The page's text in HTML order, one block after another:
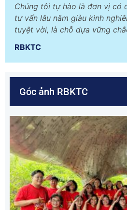
Chúng tôi tự hào là đơn vị có
tư vấn lâu năm giàu kinh
tuyệt vời, là chỗ dựa vững
RBKTC
Góc ảnh RBKTC